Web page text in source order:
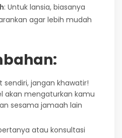
: Untuk lansia, biasanya
agar lebih mudah
sendiri, jangan khawatir!
akan mengaturkan kamu
sesama jamaah lain
atau konsultasi